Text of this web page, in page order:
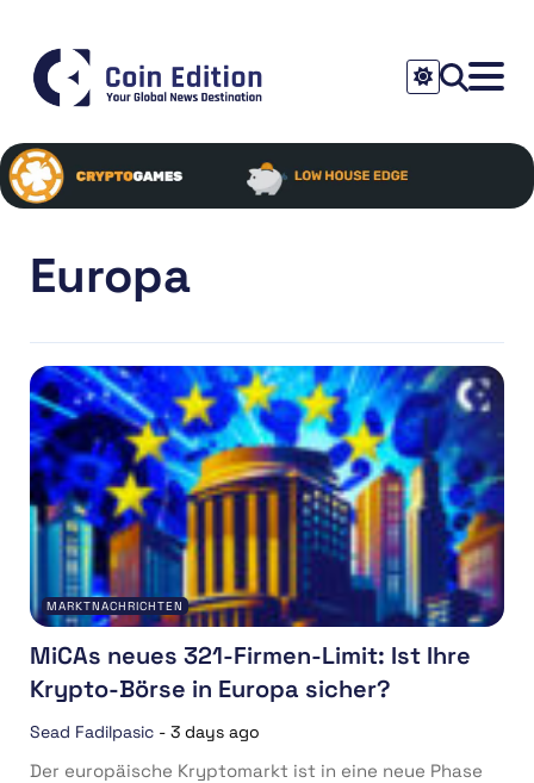
Europa
MARKTNACHRICHTEN
MiCAs neues 321-Firmen-Limit: Ist Ihre
Krypto-Börse in Europa sicher?
Sead Fadilpasic - 3 days ago
Der europäische Kryptomarkt ist in eine neue Phase